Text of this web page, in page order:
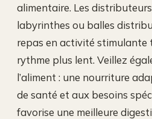
alimentaire. Les
labyrinthes ou balles
repas en activité stimulante
rythme plus lent. Veillez
l’aliment : une nourriture
de santé et aux besoins
favorise une meilleure